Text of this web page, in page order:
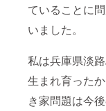
ていることに
いました。
私は兵庫県淡
生まれ育った
き家問題は今